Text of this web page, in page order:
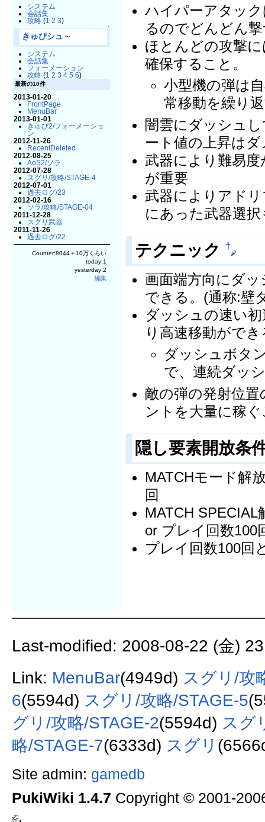
システム
会話集
攻略(1 2 3)
↑
きゅぴシュ～
システム
会話集
フォーメーション
攻略(1 2 3 4 5 6)
最新の10件
2013-01-20
FrontPage
MenuBar
2013-01-01
きゅぴ2/フォーメーショ
ン
2012-11-26
RecentDeleted
2012-08-25
AoS2/ソラ
2012-07-28
スグリ/攻略/STAGE-4
2012-07-01
過去ログ/23
2012-02-16
ソラ/攻略/STAGE-04
2011-12-28
スグリ武器
2011-11-26
過去ログ/22
Counter:8044＋10万くらい
today:1
yesterday:2
編集
ハイパーアタッ
るのでどんどん
ほとんどの攻撃
確保すること。
小型機の弾は
常移動を繰り
闇雲にダッシュ
ート値の上昇は
武器により難易
が重要
武器によりアド
にあった武器選択
テクニック †
画面端方向にダ
できる。(通称:壁
ダッシュの速い
り高速移動ができ
ダッシュボタ
で、連続ダッ
敵の弾の発射位
ントを大量に稼
隠し要素開放条
MATCHモード解
回
MATCH
or プレイ回数100
プレイ回数100回
Last-modified: 2008-08-22 (金)
Link: MenuBar(4949d) スグリ/攻
6(5594d) スグリ/攻略/STAGE-5
グリ/攻略/STAGE-2(5594d) スグ
略/STAGE-7(6333d) スグリ
Site admin: gamedb
PukiWiki 1.4.7 Copyright © 2001-
.